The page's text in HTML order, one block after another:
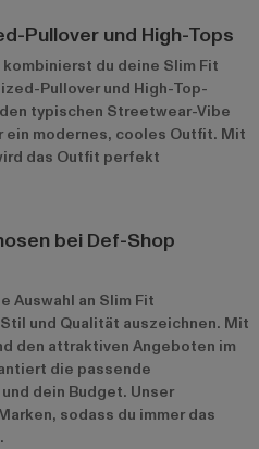
Pullover und High-Tops
du deine Slim Fit
Pullover und High-Top-
typischen Streetwear-Vibe
modernes, cooles Outfit. Mit
das Outfit perfekt
bei Def-Shop
Auswahl an Slim Fit
und Qualität auszeichnen. Mit
den attraktiven Angeboten im
die passende
dein Budget. Unser
sodass du immer das